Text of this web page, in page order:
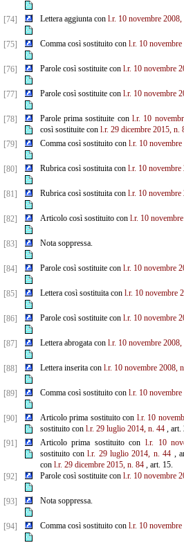
[74] Lettera aggiunta con l.r. 10 novembre 2008,
[75] Comma così sostituito con l.r. 10
[76] Parole così sostituite con l.r. 10 novembre
[77] Parole così sostituite con l.r. 10 novembre
[78] Parole prima sostituite conl.r. 10
così sostituite con l.r. 29 dicembre 2015, n.
[79]
Comma così sostituito con l.r. 10
[80] Rubrica così sostituita con l.r. 10 novembre
[81] Rubrica così sostituita con l.r. 10 novembre
[82] Articolo così sostituito con l.r. 10
[83] Nota soppressa.
[84] Parole così sostituite con l.r. 10 novembre
[85] Lettera così sostituita con l.r. 10 novembre
[86] Parole così sostituite con l.r. 10 novembre
[87] Lettera abrogata con l.r. 10 novembre 2008,
[88] Lettera inserita con l.r. 10 novembre 2008,
[89] Comma così sostituito con l.r. 10
[90] Articolo prima sostituito con l.r. 10
sostituito con l.r. 29 luglio 2014, n. 44, art.
[91]
Articolo prima sostituito con l.r. 10
sostituito conl.r. 29 luglio 2014, n. 44 ,
con l.r. 29 dicembre 2015, n. 84, art. 15.
[92]
Parole così sostituite con l.r. 10 novembre
[93] Nota soppressa.
[94] Comma così sostituito con l.r. 10